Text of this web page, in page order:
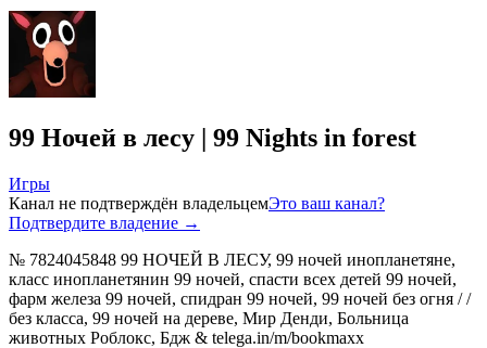
99 Ночей в лесу | 99 Nights in forest
Игры
Канал не подтверждён владельцемЭто ваш канал?
Подтвердите владение →
№ 7824045848 99 НОЧЕЙ В ЛЕСУ, 99 ночей инопланетяне,
класс инопланетянин 99 ночей, спасти всех детей 99 ночей,
фарм железа 99 ночей, спидран 99 ночей, 99 ночей без огня / /
без класса, 99 ночей на дереве, Мир Денди, Больница
животных Роблокс, Бдж & telega.in/m/bookmaxx